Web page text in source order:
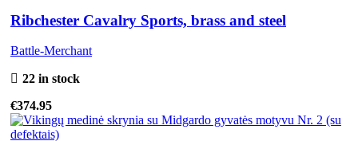
Ribchester Cavalry Sports, brass and steel
Battle-Merchant
22 in stock
€374.95